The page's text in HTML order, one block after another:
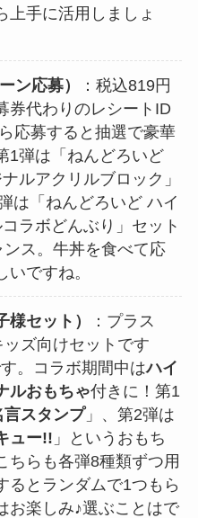
上手に活用しましょ
ン応募）
：税込819円
券代わりのレシートID
応募すると抽選で豪華
1弾は「ねんどろいど
ルアクリルブロック」
は「ねんどろいど ハイ
ラボどんぶり」セット
ス​。牛丼を食べて応
ですね。
セット）
：プラス
ズ向けセットです
。コラボ期間中はハイ
ルおもちゃ付きに！第1
スタンプ」、第2弾は
ュー!! 」というおもち
ちらも各弾8種類ずつ用
るとランダムで1つもら
お楽しみ♪選ぶことはで